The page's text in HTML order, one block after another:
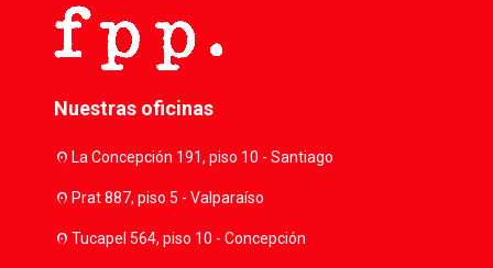
Nuestras oficinas
location_onLa Concepción 191, piso 10 - Santiago
location_onPrat 887, piso 5 - Valparaíso
location_onTucapel 564, piso 10 - Concepción